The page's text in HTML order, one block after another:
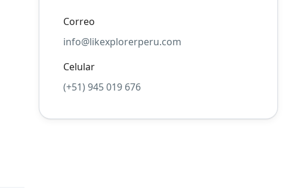
Correo
info@likexplorerperu.com
Celular
(+51) 945 019 676